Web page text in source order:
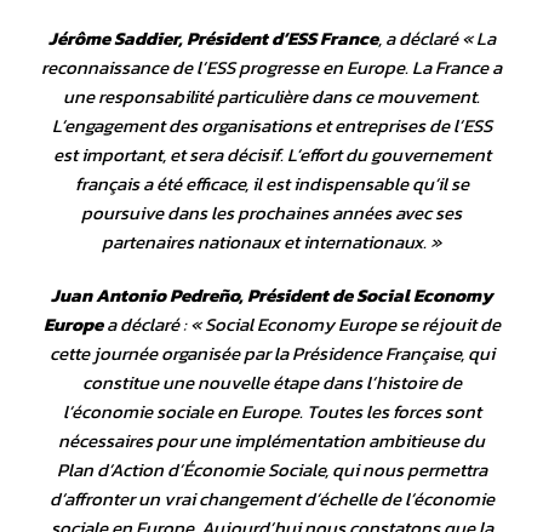
Jérôme Saddier, Président d’ESS France, a déclaré «La
reconnaissance de l’ESS progresse en Europe. La France a
une responsabilité particulière dans ce mouvement.
L’engagement des organisations et entreprises de l’ESS
est important, et sera décisif. L’effort du gouvernement
français a été efficace, il est indispensable qu’il se
poursuive dans les prochaines années avec ses
partenaires nationaux et internationaux. »
Juan Antonio Pedreño, Président de Social Economy
Europea déclaré : «Social Economy Europe se réjouit de
cette journée organisée par la Présidence Française, qui
constitue une nouvelle étape dans l’histoire de
l’économie sociale en Europe. Toutes les forces sont
nécessaires pour une implémentation ambitieuse du
Plan d’Action d’Économie Sociale, qui nous permettra
d’affronter un vrai changement d’échelle de l’économie